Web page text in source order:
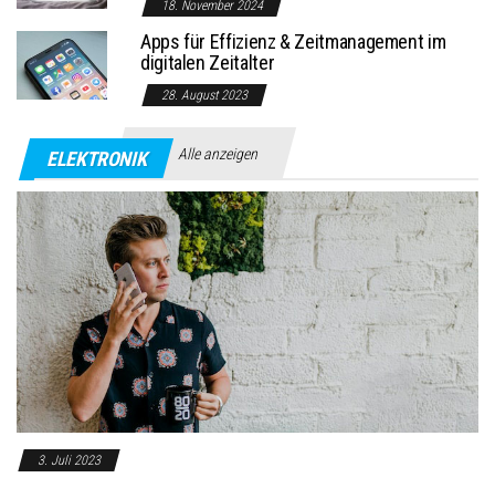
18. November 2024
Apps für Effizienz & Zeitmanagement im
digitalen Zeitalter
28. August 2023
ELEKTRONIK Alle anzeigen
3. Juli 2023